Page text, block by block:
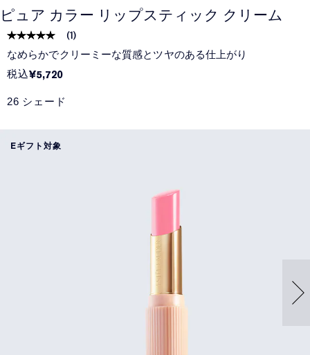
ピュア カラー リップスティック クリーム
(1)
なめらかでクリーミーな質感とツヤのある仕上がり
税込¥5,720
26 シェード
Eギフト対象